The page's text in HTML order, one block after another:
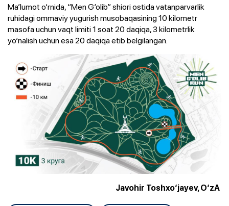
Ma’lumot o‘rnida, “Men G‘olib” shiori ostida vatanparvarlik
ruhidagi ommaviy yugurish musobaqasining 10 kilometr
masofa uchun vaqt limiti 1 soat 20 daqiqa, 3 kilometrlik
yo‘nalish uchun esa 20 daqiqa etib belgilangan.
Javohir Toshxo‘jayev, O‘zA